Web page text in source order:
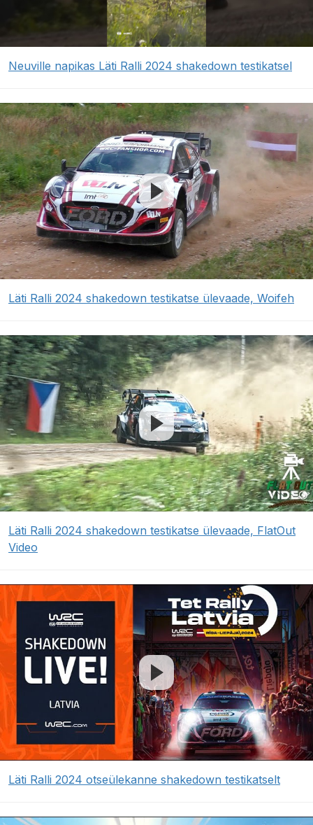
Neuville napikas Läti Ralli 2024 shakedown testikatsel
Läti Ralli 2024 shakedown testikatse ülevaade, Woifeh
Läti Ralli 2024 shakedown testikatse ülevaade, FlatOut
Video
Läti Ralli 2024 otseülekanne shakedown testikatselt